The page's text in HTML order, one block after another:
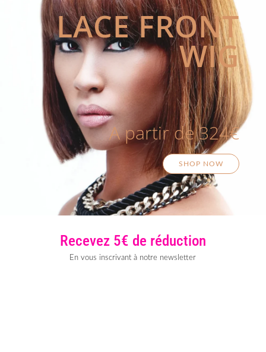
LACE FRONT
WIG
A partir de 324€
SHOP NOW
Recevez 5€ de réduction
En vous inscrivant à notre newsletter